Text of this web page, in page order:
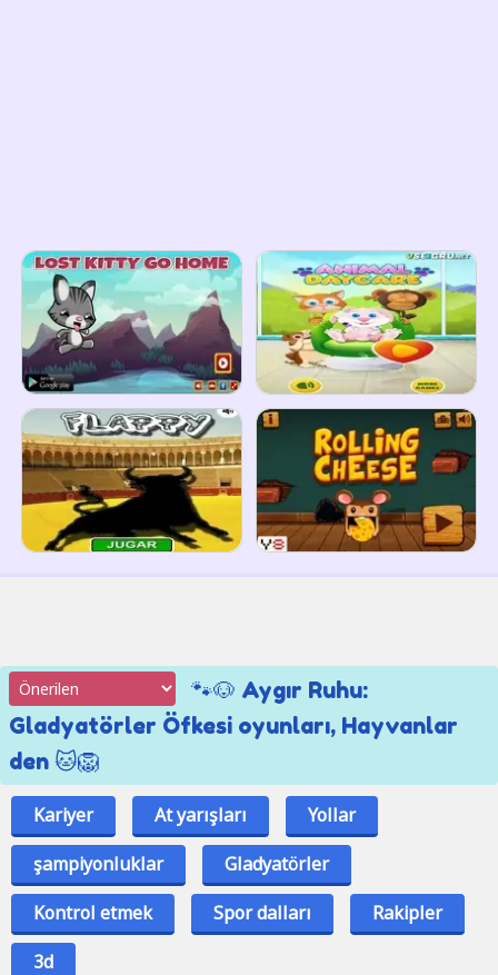
🐾🐶 Aygır Ruhu:
Gladyatörler Öfkesi oyunları, Hayvanlar
den 🐱🦁
Kariyer At yarışları
Yollar
şampiyonluklar
Gladyatörler
Kontrol etmek
Spor dalları
Rakipler
3d